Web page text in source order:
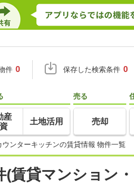
件 0 保存した検索条件 0
産
土地活用
売る
売却
ウンターキッチンの賃貸情報 物件一覧
賃貸マンション